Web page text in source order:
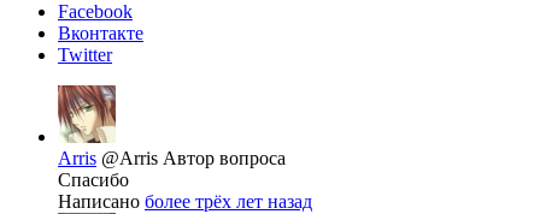
Facebook
Вконтакте
Twitter
Arris @Arris Автор вопроса
Спасибо
Написано более трёх лет назад